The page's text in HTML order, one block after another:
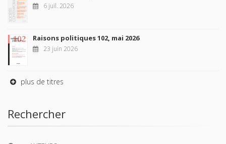
6 juil. 2026
Raisons politiques 102, mai 2026
23 juin 2026
plus de titres
Rechercher